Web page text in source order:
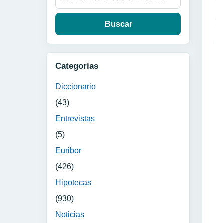
Categorias
Diccionario
(43)
Entrevistas
(5)
Euribor
(426)
Hipotecas
(930)
Noticias